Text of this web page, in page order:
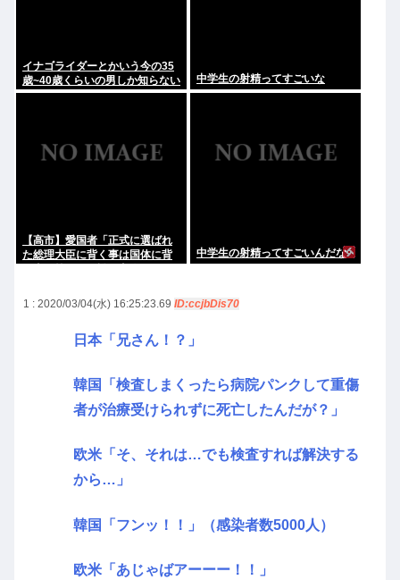
イナゴライダーとかいう今の35
歳~40歳くらいの男しか知らない
バンドwww
中学生の射精ってすごいな
【高市】愛国者「正式に選ばれ
た総理大臣に背く事は国体に背
中学生の射精ってすごいんだな
1 : 2020/03/04(水) 16:25:23.69 ID:ccjbDis70
日本「兄さん！？」
韓国「検査しまくったら病院パンクして重傷
者が治療受けられずに死亡したんだが？」
欧米「そ、それは…でも検査すれば解決する
から…」
韓国「フンッ！！」（感染者数5000人）
欧米「あじゃばアーーー！！」